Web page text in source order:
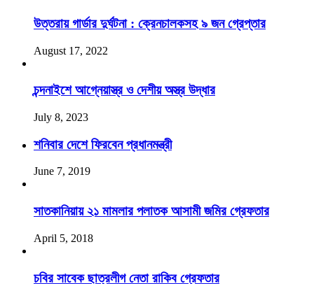
উত্তরায় গার্ডার দুর্ঘটনা : ক্রেনচালকসহ ৯ জন গ্রেপ্তার
August 17, 2022
চন্দনাইশে আগ্নেয়াস্ত্র ও দেশীয় অস্ত্র উদ্ধার
July 8, 2023
শনিবার দেশে ফিরবেন প্রধানমন্ত্রী
June 7, 2019
সাতকানিয়ায় ২১ মামলার পলাতক আসামী জমির গ্রেফতার
April 5, 2018
চবির সাবেক ছাত্রলীগ নেতা রাকিব গ্রেফতার